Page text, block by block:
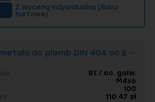
w realizacji projektów w
energetycznej i
Wybierając nasze produkty,
że otrzymujesz
Z wyceną indywidualną (ilości
hurtowe)
do plomb DIN 404 oc.B -
St / oc. galw.
M4x6
100
110.47 zł